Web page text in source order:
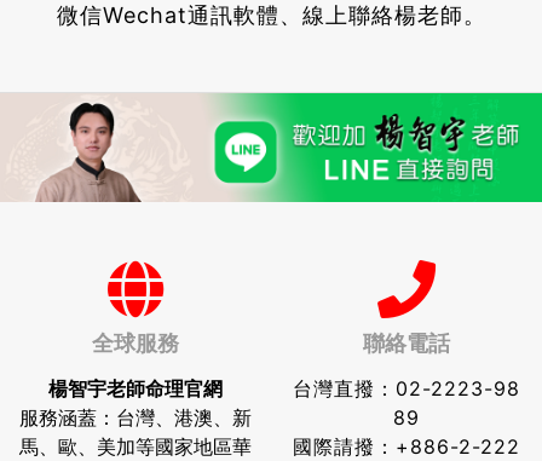
微信Wechat通訊軟體、線上聯絡楊老師。
全球服務
楊智宇老師命理官網
服務涵蓋：台灣、港澳、新
馬、歐、美加等國家地區華
聯絡電話
台灣直撥： 02-2223-98
89
國際請撥： +886-2-222